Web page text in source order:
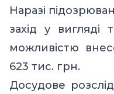
Наразі
захід у вигляді
можливістю
623 тис. грн.
Досудове